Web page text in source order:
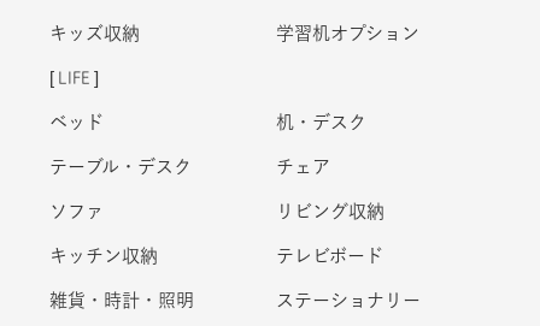
キッズ収納 学習机オプション
LIFE
ベッド 机・デスク
テーブル・デスク チェア
ソファ リビング収納
キッチン収納 テレビボード
雑貨・時計・照明 ステーショナリー